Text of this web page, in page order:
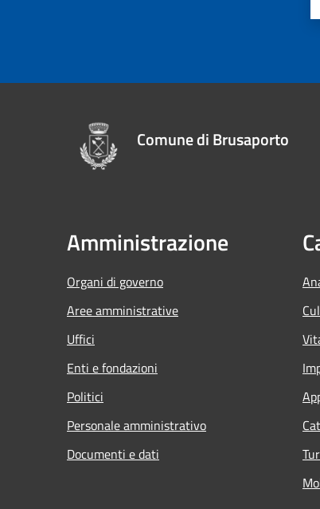
Comune di Brusaporto
Amministrazione
Organi di governo
Aree amministrative
Uffici
Enti e fondazioni
Politici
Personale amministrativo
Documenti e dati